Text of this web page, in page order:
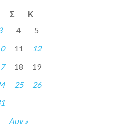
Σ Κ
Αυγ »
4
5
11
12
18
19
25
26